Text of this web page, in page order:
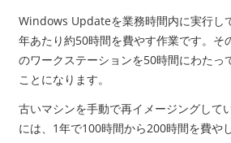
Windows Updateを業務時間内に実行し
年あたり約50時間を費やす作業です。そ
のワークステーションを50時間にわたっ
ことになります。
古いマシンを手動で再イメージングして
には、 1年で100時間から200時間を費や